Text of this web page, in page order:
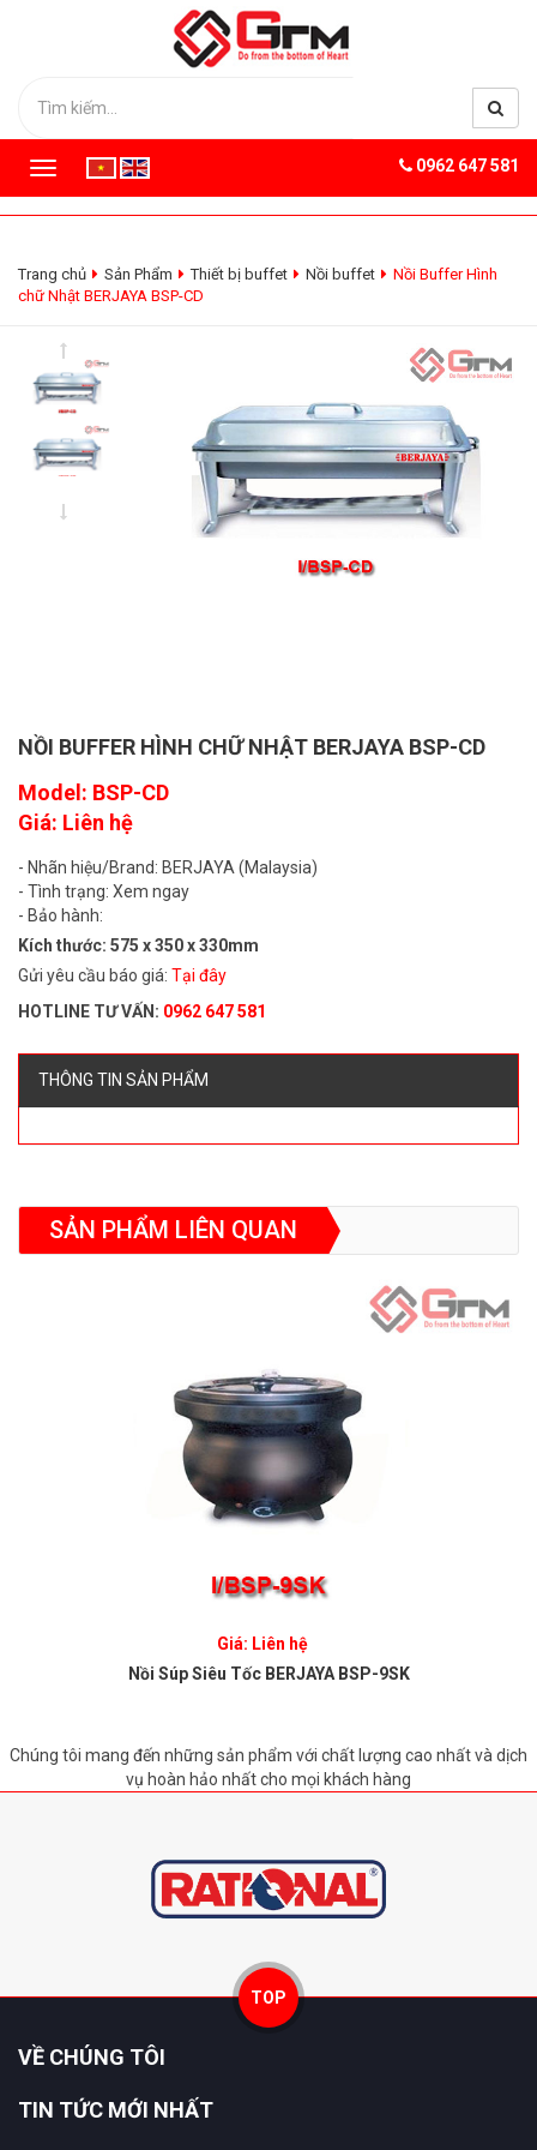
T
o
g
e
g
0962 647 581
Trang chủ Sản Phẩm Thiết bị buffet Nồi buffet
Nồi Buffer Hình
chữ Nhật BERJAYA BSP-CD
NỒI BUFFER HÌNH CHỮ NHẬT BERJAYA BSP-CD
Model: BSP-CD
Giá: Liên hệ
- Nhãn hiệu/Brand: BERJAYA (Malaysia)
- Tình trạng: Xem ngay
- Bảo hành:
Kích thước: 575 x 350 x 330mm
Gửi yêu cầu báo giá: Tại đây
HOTLINE TƯ VẤN: 0962 647 581
THÔNG TIN SẢN PHẨM
SẢN PHẨM LIÊN QUAN
Giá: Liên hệ
Nồi Súp Siêu Tốc BERJAYA BSP-9SK
Chúng tôi mang đến những sản phẩm với chất lượng cao nhất và dịch
vụ hoàn hảo nhất cho mọi khách hàng
TOP
VỀ CHÚNG TÔI
TIN TỨC MỚI NHẤT